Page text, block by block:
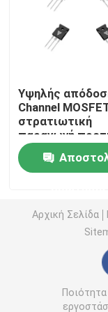
MOSFET
MOSFET
Υψηλής
Δίοδοι
Ημιαγωγός
Υψηλής
Channel
στρατιωτική
παραγωγή
για εφαρμογές
ηλιακών
Αρχική Σελίδα
Ποιότητα